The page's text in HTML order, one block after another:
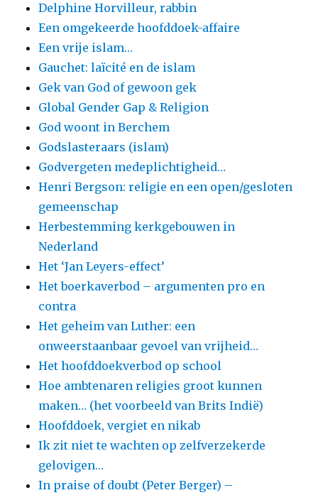
Delphine Horvilleur, rabbin
Een omgekeerde hoofddoek-affaire
Een vrije islam…
Gauchet: laïcité en de islam
Gek van God of gewoon gek
Global Gender Gap & Religion
God woont in Berchem
Godslasteraars (islam)
Godvergeten medeplichtigheid…
Henri Bergson: religie en een open/gesloten
gemeenschap
Herbestemming kerkgebouwen in
Nederland
Het ‘Jan Leyers-effect’
Het boerkaverbod – argumenten pro en
contra
Het geheim van Luther: een
onweerstaanbaar gevoel van vrijheid…
Het hoofddoekverbod op school
Hoe ambtenaren religies groot kunnen
maken… (het voorbeeld van Brits Indië)
Hoofddoek, vergiet en nikab
Ik zit niet te wachten op zelfverzekerde
gelovigen…
In praise of doubt (Peter Berger) –